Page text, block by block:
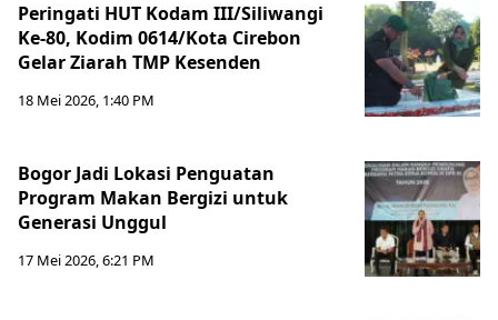
Peringati HUT Kodam III/Siliwangi
Ke-80, Kodim 0614/Kota Cirebon
Gelar Ziarah TMP Kesenden
18 Mei 2026, 1:40 PM
Bogor Jadi Lokasi Penguatan
Program Makan Bergizi untuk
Generasi Unggul
17 Mei 2026, 6:21 PM